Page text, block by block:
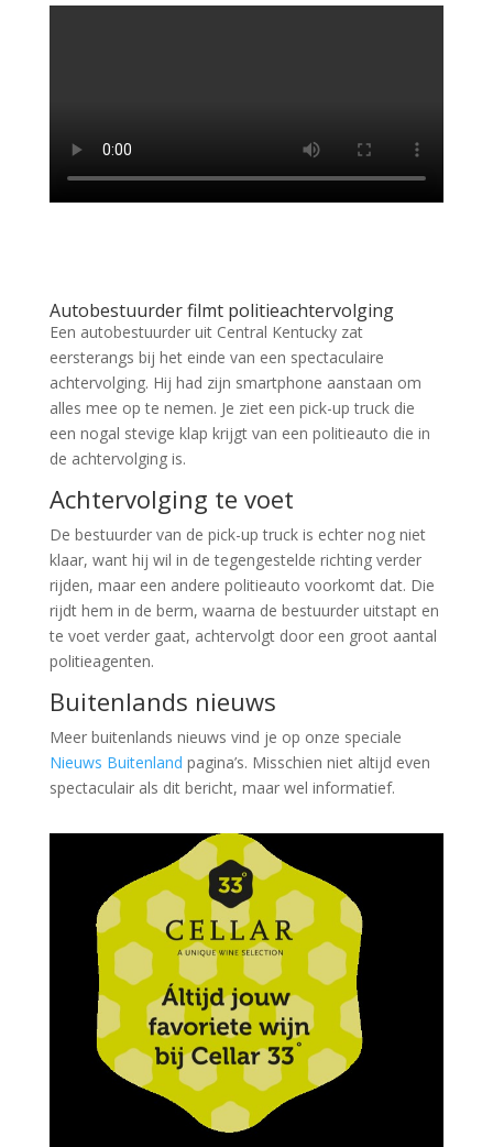
Autobestuurder filmt politieachtervolging
Een autobestuurder uit Central Kentucky zat
eersterangs bij het einde van een spectaculaire
achtervolging. Hij had zijn smartphone aanstaan om
alles mee op te nemen. Je ziet een pick-up truck die
een nogal stevige klap krijgt van een politieauto die in
de achtervolging is.
Achtervolging te voet
De bestuurder van de pick-up truck is echter nog niet
klaar, want hij wil in de tegengestelde richting verder
rijden, maar een andere politieauto voorkomt dat. Die
rijdt hem in de berm, waarna de bestuurder uitstapt en
te voet verder gaat, achtervolgt door een groot aantal
politieagenten.
Buitenlands nieuws
Meer buitenlands nieuws vind je op onze speciale
Nieuws Buitenland pagina’s. Misschien niet altijd even
spectaculair als dit bericht, maar wel informatief.